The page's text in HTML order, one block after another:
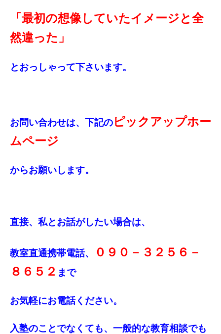
「最初の想像していたイメージと全
然違った」
とおっしゃって下さいます。
お問い合わせは、下記のピックアップホー
ムページ
からお願いします。
直接、私とお話がしたい場合は、
教室直通携帯電話、
０９０－３２５６－
８６５２ まで
お気軽にお電話ください。
入塾のことでなくても、一般的な教育相談でも